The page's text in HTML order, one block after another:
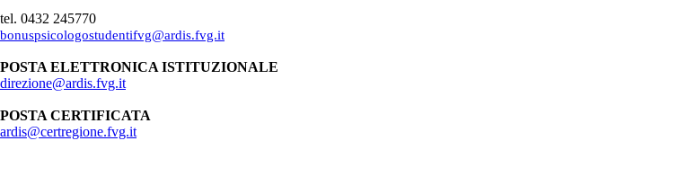
tel. 0432 245770
bonuspsicologostudentifvg@ardis.fvg.it
POSTA ELETTRONICA ISTITUZIONALE
direzione@ardis.fvg.it
POSTA CERTIFICATA
ardis@certregione.fvg.it